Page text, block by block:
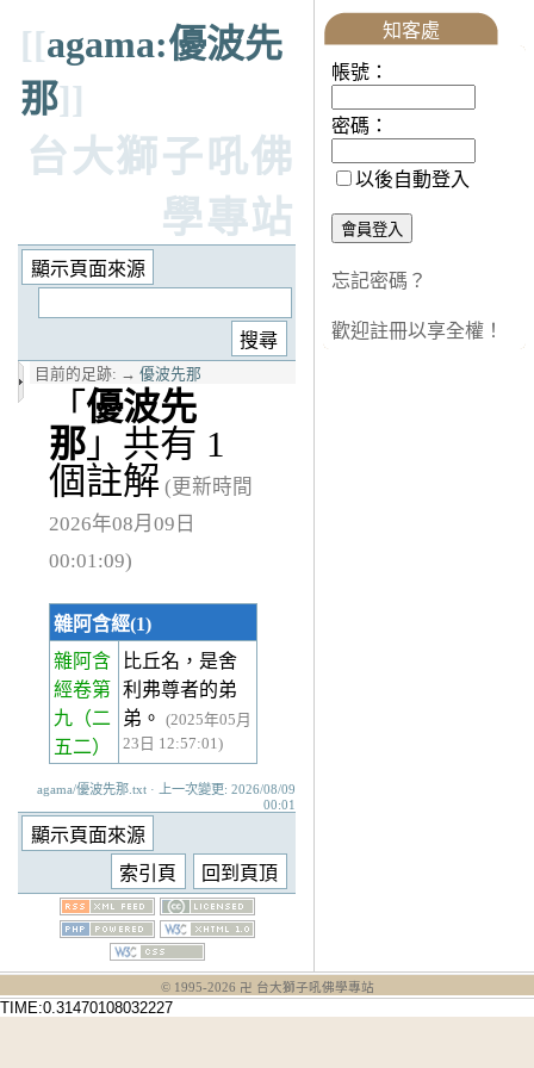
[[agama:優波先
那]]
台大獅子吼佛
學專站
目前的足跡: → 優波先那
「 優波先
那 」共有 1
個註解 (更新時間
2026年08月09日
00:01:09)
雜阿含經(1)
雜阿含
經卷第
九 （二
五二）
比丘名，是舍
利弗尊者的弟
弟。
(2025年05月
23日 12:57:01)
agama/優波先那.txt · 上一次變更: 2026/08/09
00:01
知客處
帳號：
密碼：
以後自動登入
忘記密碼？
歡迎註冊以享全權！
© 1995-2026 卍 台大獅子吼佛學專站
TIME:0.31470108032227